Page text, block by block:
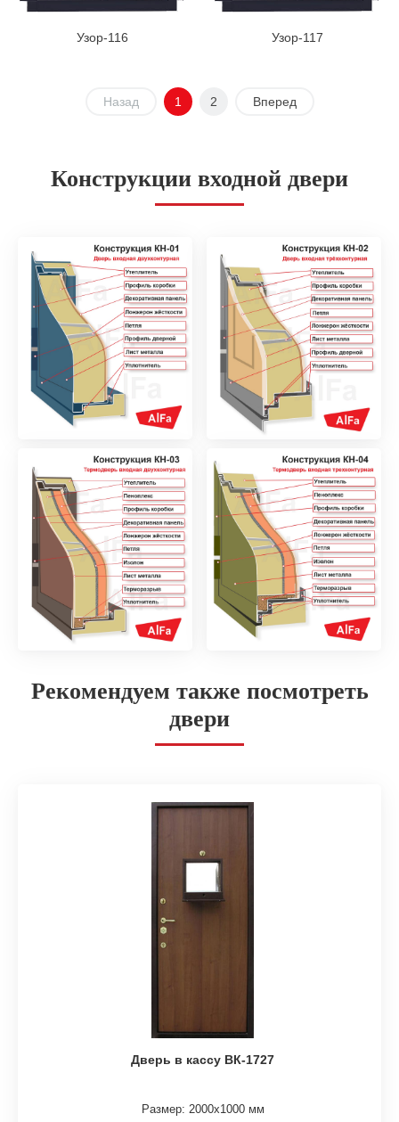
Узор-116 Узор-117
Назад 1 2 Вперед
Конструкции входной двери
Рекомендуем также посмотреть
двери
Дверь в кассу ВК-1727
Размер: 2000х1000 мм